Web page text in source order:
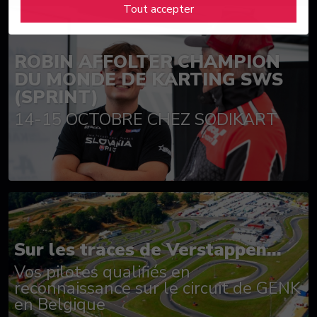
Tout accepter
ROBIN AFFOLTER CHAMPION
DU MONDE DE KARTING SWS
(SPRINT)
14-15 OCTOBRE CHEZ SODIKART
Sur les traces de Verstappen...
Vos pilotes qualifiés en
reconnaissance sur le circuit de GENK
en Belgique